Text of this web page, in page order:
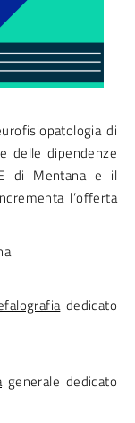
di
delle dipendenze
di Mentana e il
l’offerta
dedicato
generale dedicato